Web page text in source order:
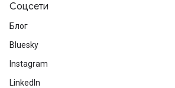
Соцсети
Блог
Bluesky
Instagram
LinkedIn